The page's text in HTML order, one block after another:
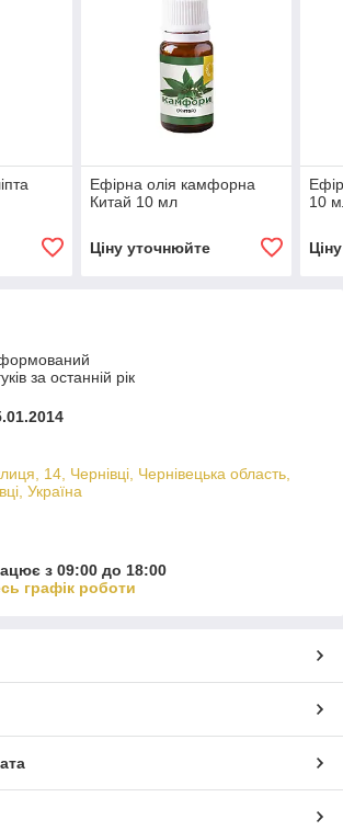
Ефірна олія камфорна
Китай 10 мл
Ціну уточнюйте
10
за останній рік
14, Чернівці, Чернівецька область,
Україна
з 09:00 до 18:00
графік роботи